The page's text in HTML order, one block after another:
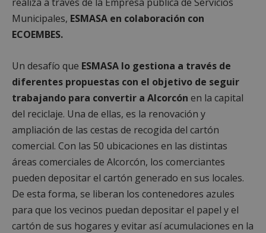
Municipales, ESMASA en colaboración con
ECOEMBES.
Un desafío que ESMASA lo gestiona a través de
diferentes propuestas con el objetivo de seguir
trabajando para convertir a Alcorcón en la capital
del reciclaje. Una de ellas, es la renovación y
ampliación de las cestas de recogida del cartón
comercial. Con las 50 ubicaciones en las distintas
áreas comerciales de Alcorcón, los comerciantes
pueden depositar el cartón generado en sus locales.
De esta forma, se liberan los contenedores azules
para que los vecinos puedan depositar el papel y el
cartón de sus hogares y evitar así acumulaciones en la